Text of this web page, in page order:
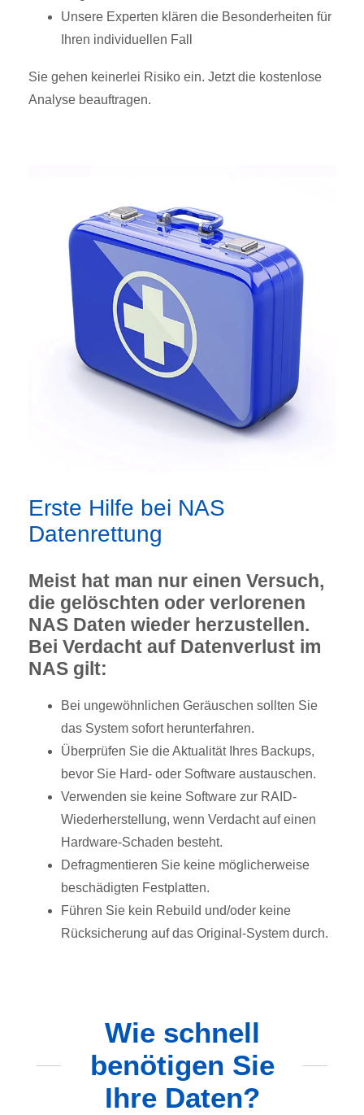
Unsere Experten klären die Besonderheiten für
Ihren individuellen Fall
Sie gehen keinerlei Risiko ein. Jetzt die kostenlose
Analyse beauftragen.
Erste Hilfe bei NAS
Datenrettung
Meist hat man nur einen Versuch,
die gelöschten oder verlorenen
NAS Daten wieder herzustellen.
Bei Verdacht auf Datenverlust im
NAS gilt:
Bei ungewöhnlichen Geräuschen sollten Sie
das System sofort herunterfahren.
Überprüfen Sie die Aktualität Ihres Backups,
bevor Sie Hard- oder Software austauschen.
Verwenden sie keine Software zur RAID-
Wiederherstellung, wenn Verdacht auf einen
Hardware-Schaden besteht.
Defragmentieren Sie keine möglicherweise
beschädigten Festplatten.
Führen Sie kein Rebuild und/oder keine
Rücksicherung auf das Original-System durch.
Wie schnell
benötigen Sie
Ihre Daten?